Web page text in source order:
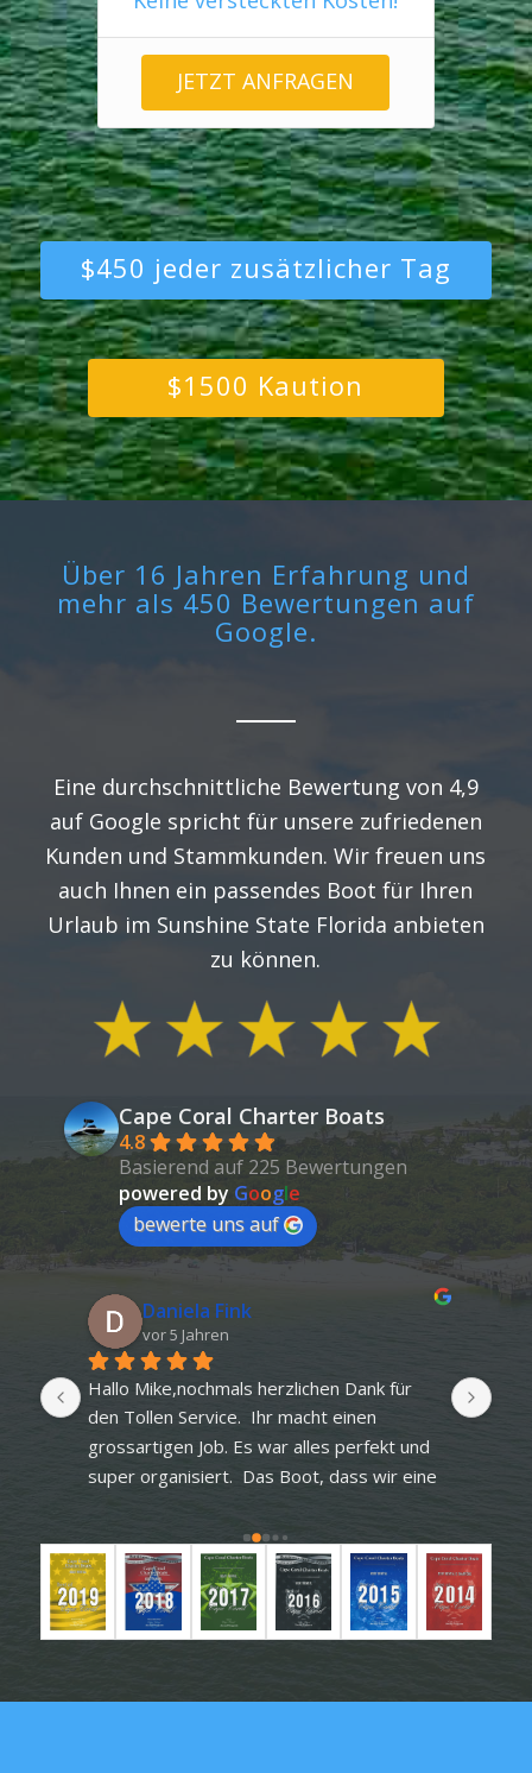
JETZT ANFRAGEN
$450 jeder zusätzlicher Tag
$1500 Kaution
Über 16 Jahren Erfahrung und
mehr als 450 Bewertungen auf
Google.
Eine durchschnittliche Bewertung von 4,9
auf Google spricht für unsere zufriedenen
Kunden und Stammkunden. Wir freuen uns
auch Ihnen ein passendes Boot für Ihren
Urlaub im Sunshine State Florida anbieten
zu können.
Cape Coral Charter Boats
4.8
Basierend auf 225 Bewertungen
powered by Google
bewerte uns auf
Daniela Fink
vor 5 Jahren
Hallo Mike,nochmals herzlichen Dank für
den Tollen Service.  Ihr macht einen
grossartigen Job. Es war alles perfekt und
super organisiert.  Das Boot, dass wir eine
gepflegt und gut gewartet. Der Service 1
A. Gerne wieder. Wir freuen uns aufs
2022Liebe Grüsse Daniela und Toni